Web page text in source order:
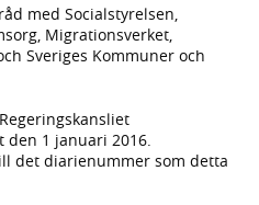
med Socialstyrelsen,
Migrationsverket,
Sveriges Kommuner och
den 1 januari 2016.
det diarienummer som detta